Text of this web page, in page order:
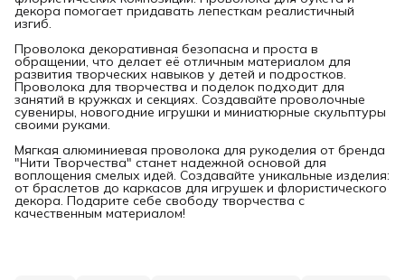
декора помогает придавать лепесткам реалистичный
изгиб.
Проволока декоративная безопасна и проста в
обращении, что делает её отличным материалом для
развития творческих навыков у детей и подростков.
Проволока для творчества и поделок подходит для
занятий в кружках и секциях. Создавайте проволочные
сувениры, новогодние игрушки и миниатюрные скульптуры
своими руками.
Мягкая алюминиевая проволока для рукоделия от бренда
"Нити Творчества" станет надежной основой для
воплощения смелых идей. Создавайте уникальные изделия:
от браслетов до каркасов для игрушек и флористического
декора. Подарите себе свободу творчества с
качественным материалом!